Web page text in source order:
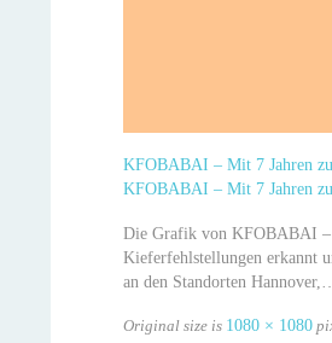
KFOBABAI – Mit 7 Jahren
KFOBABAI – Mit 7 Jahren
Die Grafik von KFOBABAI –
Kieferfehlstellungen erkannt
an den Standorten Hannover,…
Original size is 1080 × 1080